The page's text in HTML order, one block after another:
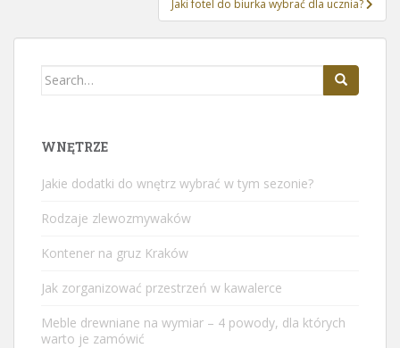
Jaki fotel do biurka wybrać dla ucznia?
Search
WNĘTRZE
Jakie dodatki do wnętrz wybrać w tym sezonie?
Rodzaje zlewozmywaków
Kontener na gruz Kraków
Jak zorganizować przestrzeń w kawalerce
Meble drewniane na wymiar – 4 powody, dla których
warto je zamówić